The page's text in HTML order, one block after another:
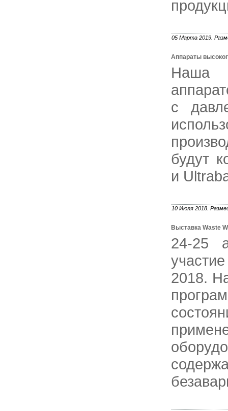
05 Марта 2019.
Аппараты
Наша
с
будут
и
10 Июля 2018.
Выставка Waste
24-25
2018.